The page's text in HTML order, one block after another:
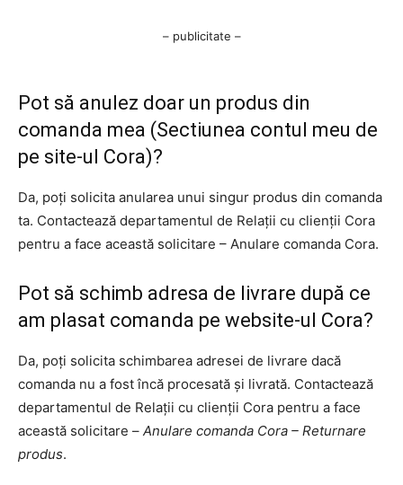
– publicitate –
Pot să anulez doar un produs din
comanda mea (Sectiunea contul meu de
pe site-ul Cora)?
Da, poți solicita anularea unui singur produs din comanda
ta. Contactează departamentul de Relații cu clienții Cora
pentru a face această solicitare – Anulare comanda Cora.
Pot să schimb adresa de livrare după ce
am plasat comanda pe website-ul Cora?
Da, poți solicita schimbarea adresei de livrare dacă
comanda nu a fost încă procesată și livrată. Contactează
departamentul de Relații cu clienții Cora pentru a face
această solicitare – Anulare comanda Cora – Returnare
produs.